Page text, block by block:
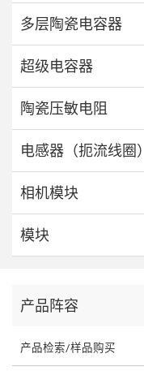
多层陶瓷电容器
超级电容器
陶瓷压敏电阻
电感器（扼流线圈）
相机模块
模块
产品阵容
产品检索/样品购买